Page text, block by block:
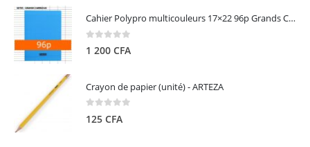
Cahier Polypro multicouleurs 17×22 96p Grands Carreaux Séyès 90g - CALLIGRAPHE
1 200 CFA
Crayon de papier (unité) - ARTEZA
125 CFA